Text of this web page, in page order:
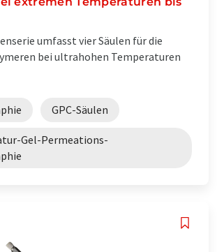
umfasst vier Säulen für die
bei ultrahohen Temperaturen
GPC-Säulen
Gel-Permeations-